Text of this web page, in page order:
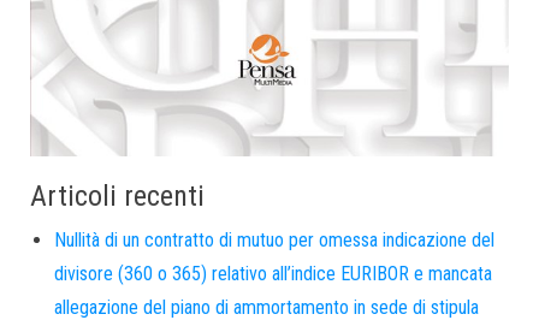
Articoli recenti
Nullità di un contratto di mutuo per omessa indicazione del
divisore (360 o 365) relativo all’indice EURIBOR e mancata
allegazione del piano di ammortamento in sede di stipula